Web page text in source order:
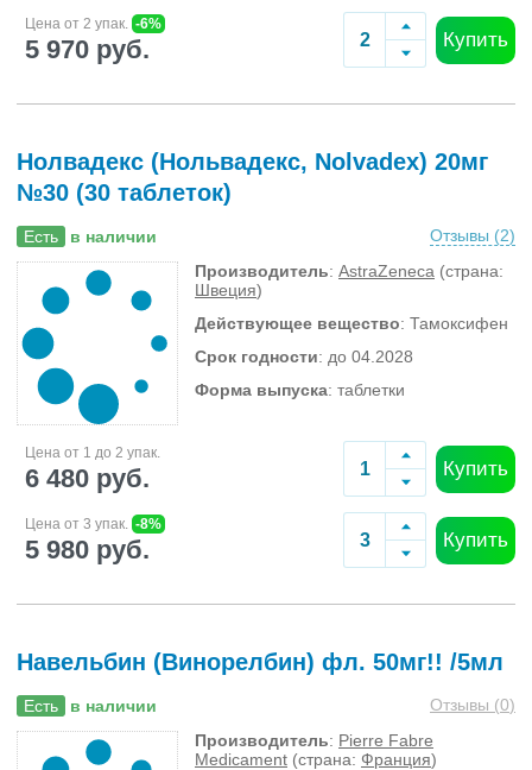
Цена от 2 упак. -6%
5 970 руб. Купить
Нолвадекс (Нольвадекс, Nolvadex) 20мг
№30 (30 таблеток)
Есть в наличии Отзывы (2)
Производитель: AstraZeneca (страна:
Швеция)
Действующее вещество: Тамоксифен
Срок годности: до 04.2028
Форма выпуска: таблетки
Цена от 1 до 2 упак.
6 480 руб. Купить
Цена от 3 упак. -8%
5 980 руб. Купить
Навельбин (Винорелбин) фл. 50мг!! /5мл
Есть в наличии Отзывы (0)
Производитель: Pierre Fabre
Medicament (страна: Франция)